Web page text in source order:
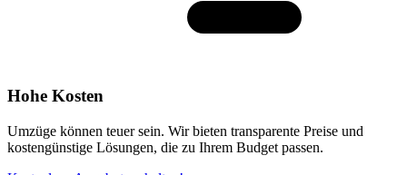
Hohe Kosten
Umzüge können teuer sein. Wir bieten transparente Preise und
kostengünstige Lösungen, die zu Ihrem Budget passen.